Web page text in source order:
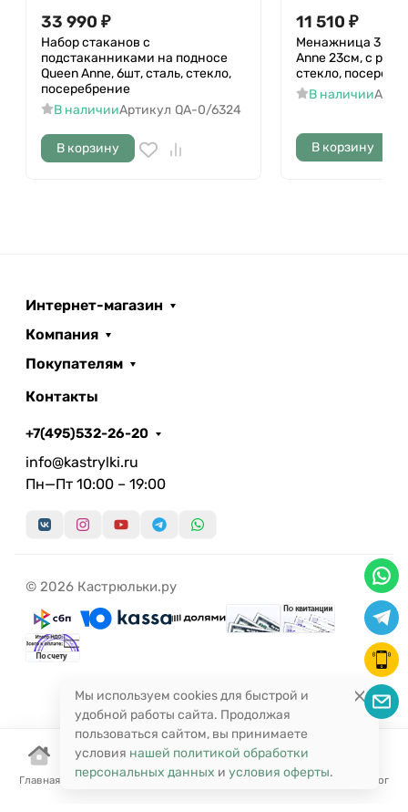
Главная Корзина Избранное Сравнение Поиск Каталог
33 990 ₽
Набор стаканов с
подстаканниками на подносе
Queen Anne, 6шт, сталь, стекло,
посеребрение
В наличииАртикул QA-0/6324
В корзину
11 510 ₽
Менажница 3
Anne 23см, с
стекло,
В наличии
В корзину
Интернет-магазин
Компания
Покупателям
Контакты
+7(495)532-26-20
info@kastrylki.ru
Пн—Пт 10:00 – 19:00
© 2026 Кастрюльки.ру
Мы используем cookies для быстрой и
удобной работы сайта. Продолжая
пользоваться сайтом, вы принимаете
условия нашей политикой обработки
персональных данных и условия оферты.